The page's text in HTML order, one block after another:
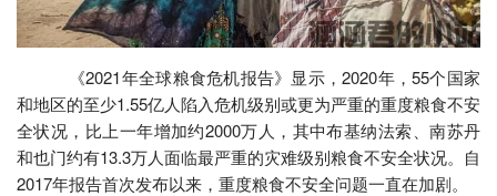
《2021年全球粮食危机报告》显示，2020年，55个国家
和地区的至少1.55亿人陷入危机级别或更为严重的重度粮食不安
全状况，比上一年增加约2000万人，其中布基纳法索、南苏丹
和也门约有13.3万人面临最严重的灾难级别粮食不安全状况。自
2017年报告首次发布以来，重度粮食不安全问题一直在加剧。